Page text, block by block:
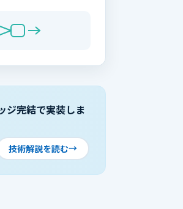
完結で実装しま
技術解説を読む→